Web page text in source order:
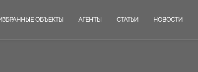
ОБЪЕКТЫ АГЕНТЫ СТАТЬИ НОВОСТИ